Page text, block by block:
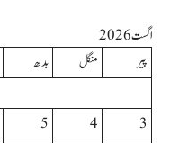
اگست 2026
پیر
منگل بدھ
3
4
5